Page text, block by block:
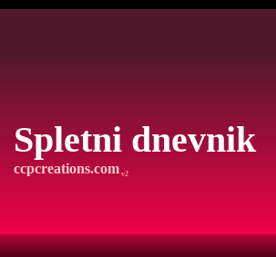
Spletni dnevnik
ccpcreations.com v2